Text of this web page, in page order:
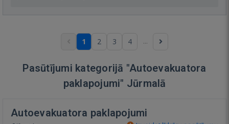
1 2 3 4 ...
Pasūtījumi kategorijā "Autoevakuatora
paklapojumi" Jūrmalā
Autoevakuatora paklapojumi